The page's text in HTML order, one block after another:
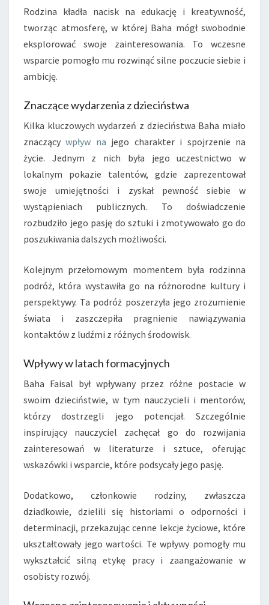
Rodzina kładła nacisk na edukację i kreatywność,
tworząc atmosferę, w której Baha mógł swobodnie
eksplorować swoje zainteresowania. To wczesne
wsparcie pomogło mu rozwinąć silne poczucie siebie i
ambicję.
Znaczące wydarzenia z dzieciństwa
Kilka kluczowych wydarzeń z dzieciństwa Baha miało
znaczącywpływ na jego charakter i spojrzenie na
życie. Jednym z nich była jego uczestnictwo w
lokalnym pokazie talentów, gdzie zaprezentował
swoje umiejętności i zyskał pewność siebie w
wystąpieniach publicznych. To doświadczenie
rozbudziło jego pasję do sztuki i zmotywowało go do
poszukiwania dalszych możliwości.
Kolejnym przełomowym momentem była rodzinna
podróż, która wystawiła go na różnorodne kultury i
perspektywy. Ta podróż poszerzyła jego zrozumienie
świata i zaszczepiła pragnienie nawiązywania
kontaktów z ludźmi z różnych środowisk.
Wpływy w latach formacyjnych
Baha Faisal był wpływany przez różne postacie w
swoim dzieciństwie, w tym nauczycieli i mentorów,
którzy dostrzegli jego potencjał. Szczególnie
inspirujący nauczyciel zachęcał go do rozwijania
zainteresowań w literaturze i sztuce, oferując
wskazówki i wsparcie, które podsycały jego pasję.
Dodatkowo, członkowie rodziny, zwłaszcza
dziadkowie, dzielili się historiami o odporności i
determinacji, przekazując cenne lekcje życiowe, które
ukształtowały jego wartości. Te wpływy pomogły mu
wykształcić silną etykę pracy i zaangażowanie w
osobisty rozwój.